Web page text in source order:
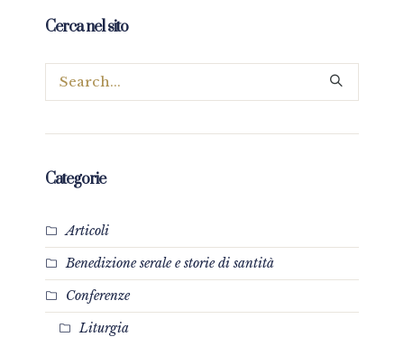
Cerca nel sito
Categorie
Articoli
Benedizione serale e storie di santità
Conferenze
Liturgia